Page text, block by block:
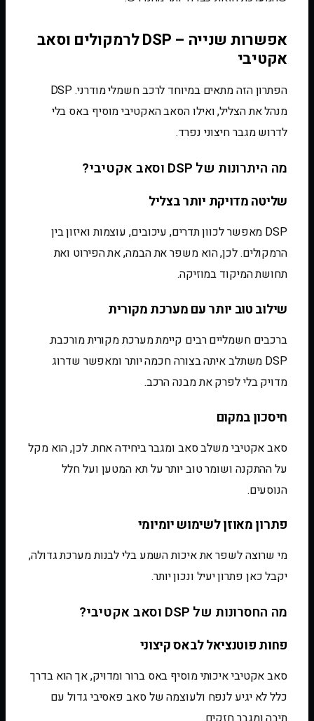
אפשרות שנייה – DSP לרמקולים וסאב
אקטיבי
הפתרון הזה מתאים במיוחד לרכב חשמלי מודרני. DSP
מנהל את הצליל, ואילו הסאב האקטיבי מוסיף באס בלי
לדרוש מגבר חיצוני נפרד.
מה היתרונות של DSP וסאב אקטיבי?
שליטה מדויקת יותר בצליל
DSP מאפשר לכוון תדרים, עיכובים, עוצמות ואיזון בין
הרמקולים. לכן, הוא משפר את הבמה, את הפירוט ואת
תחושת המיקוד במוזיקה.
שילוב טוב יותר עם מערכת מקורית
ברכבים חשמליים רבים קיימת מערכת מקורית מורכבת.
DSP משתלב איתה בצורה חכמה יותר ומאפשר שדרוג
מדויק בלי לפרק את מבנה הרכב.
חיסכון במקום
סאב אקטיבי משלב סאב ומגבר ביחידה אחת. לכן, הוא מקל
על ההתקנה ושומר טוב יותר על תא המטען ועל חלל
הנוסעים.
פתרון מאוזן לשימוש יומיומי
מי שרוצה לשפר את איכות השמע בלי לבנות מערכת גדולה,
יקבל כאן פתרון יעיל ונכון יותר.
מה החסרונות של DSP וסאב אקטיבי?
פחות פוטנציאל לבאס קיצוני
סאב אקטיבי איכותי מוסיף באס ברור ומדויק, אך הוא בדרך
כלל לא יגיע לנפח ולעוצמה של סאב פאסיבי גדול עם